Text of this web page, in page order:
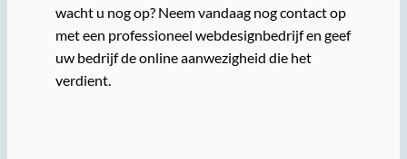
wacht u nog op? Neem vandaag nog contact op
met een professioneel webdesignbedrijf en geef
uw bedrijf de online aanwezigheid die het
verdient.